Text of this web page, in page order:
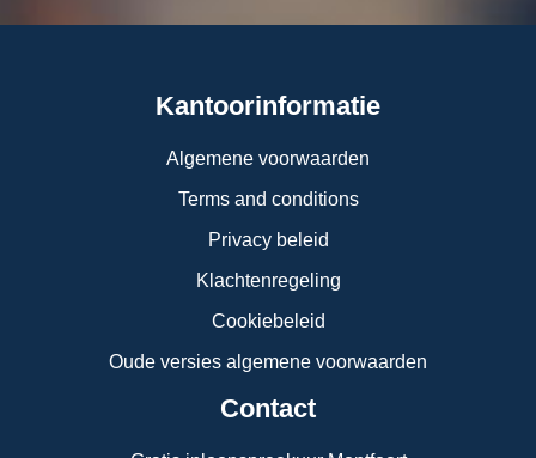
Kantoorinformatie
Algemene voorwaarden
Terms and conditions
Privacy beleid
Klachtenregeling
Cookiebeleid
Oude versies algemene voorwaarden
Contact